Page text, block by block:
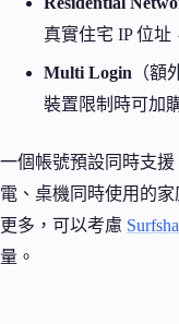
真實住宅 IP 位
Multi Login （額
裝置限制時可加
一個帳號預設同時支
電、桌機同時使用的
更多，可以考慮
量。